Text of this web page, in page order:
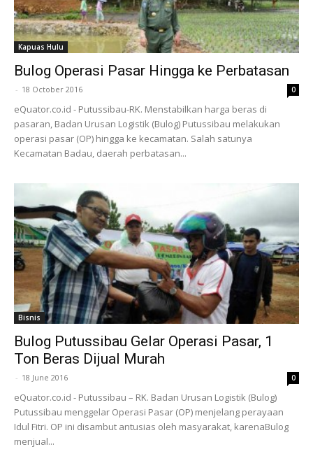
Kapuas Hulu
Bulog Operasi Pasar Hingga ke Perbatasan
- 18 October 2016 0
eQuator.co.id - Putussibau-RK. Menstabilkan harga beras di
pasaran, Badan Urusan Logistik (Bulog) Putussibau melakukan
operasi pasar (OP) hingga ke kecamatan. Salah satunya
Kecamatan Badau, daerah perbatasan...
Bisnis
Bulog Putussibau Gelar Operasi Pasar, 1
Ton Beras Dijual Murah
- 18 June 2016 0
eQuator.co.id - Putussibau – RK. Badan Urusan Logistik (Bulog)
Putussibau menggelar Operasi Pasar (OP) menjelang perayaan
Idul Fitri. OP ini disambut antusias oleh masyarakat, karenaBulog
menjual...